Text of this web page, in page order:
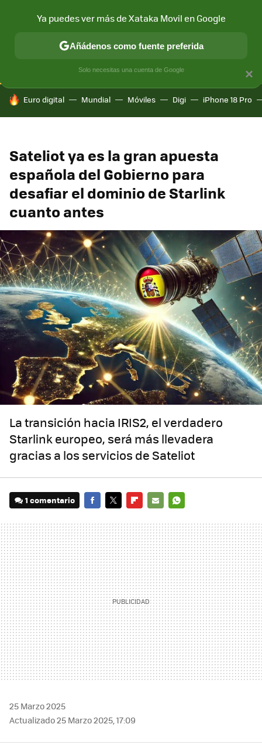
CONECTIVIDAD MÓVIL Y SOCIEDAD APLICACIONES
HOY SE HABLA DE
Euro digital Mundial Móviles Digi iPhone 18 Pro
Sateliot ya es la gran apuesta
española del Gobierno para
desafiar el dominio de Starlink
cuanto antes
La transición hacia IRIS2, el verdadero
Starlink europeo, será más llevadera
gracias a los servicios de Sateliot
1 comentario
MAIL
25 Marzo 2025
Actualizado 25 Marzo 2025, 17:09
×
Ya puedes ver más de Xataka Movil en Google
Añádenos como fuente preferida
Solo necesitas una cuenta de Google